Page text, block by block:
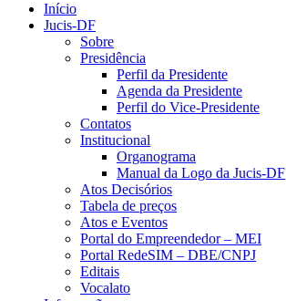
Início
Jucis-DF
Sobre
Presidência
Perfil da Presidente
Agenda da Presidente
Perfil do Vice-Presidente
Contatos
Institucional
Organograma
Manual da Logo da Jucis-DF
Atos Decisórios
Tabela de preços
Atos e Eventos
Portal do Empreendedor – MEI
Portal RedeSIM – DBE/CNPJ
Editais
Vocalato